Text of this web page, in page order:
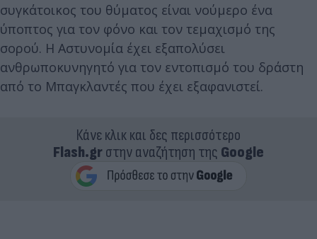
συγκάτοικος του θύματος είναι νούμερο ένα
ύποπτος για τον φόνο και τον τεμαχισμό της
σορού. Η Αστυνομία έχει εξαπολύσει
ανθρωποκυνηγητό για τον εντοπισμό του δράστη
από το Μπαγκλαντές που έχει εξαφανιστεί.
Κάνε κλικ και δες περισσότερο
Flash.grστην αναζήτηση της Google